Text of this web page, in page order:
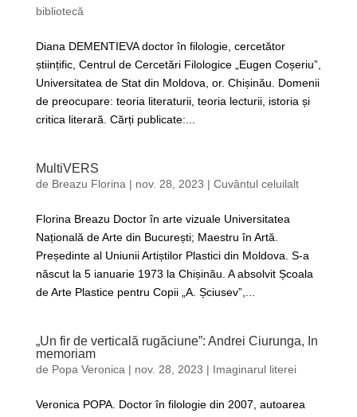
bibliotecă
Diana DEMENTIEVA doctor în filologie, cercetător
științific, Centrul de Cercetări Filologice „Eugen Coșeriu”,
Universitatea de Stat din Moldova, or. Chișinău. Domenii
de preocupare: teoria literaturii, teoria lecturii, istoria și
critica literară. Cărți publicate:...
MultiVERS
de Breazu Florina | nov. 28, 2023 | Cuvântul celuilalt
Florina Breazu Doctor în arte vizuale Universitatea
Națională de Arte din București; Maestru în Artă.
Președinte al Uniunii Artiștilor Plastici din Moldova. S-a
născut la 5 ianuarie 1973 la Chișinău. A absolvit Școala
de Arte Plastice pentru Copii „A. Șciusev”,...
„Un fir de verticală rugăciune”: Andrei Ciurunga, In
memoriam
de Popa Veronica | nov. 28, 2023 | Imaginarul literei
Veronica POPA. Doctor în filologie din 2007, autoarea